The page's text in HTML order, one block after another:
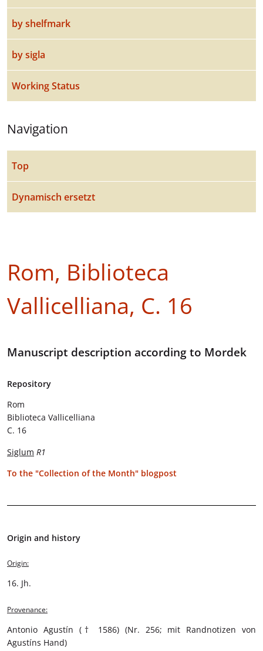
by shelfmark
by sigla
Working Status
Navigation
Top
Dynamisch ersetzt
Rom, Biblioteca
Vallicelliana, C. 16
Manuscript description according to Mordek
Repository
Rom
Biblioteca Vallicelliana
C. 16
Siglum R1
To the "Collection of the Month" blogpost
Origin and history
Origin:
16. Jh.
Provenance:
Antonio Agustín († 1586) (Nr. 256; mit Randnotizen von
Agustíns Hand)